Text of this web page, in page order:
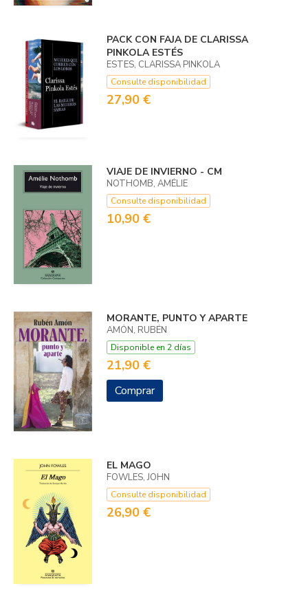
PACK CON FAJA DE CLARISSA
PINKOLA ESTÉS
ESTES, CLARISSA PINKOLA
Consulte disponibilidad
27,90 €
VIAJE DE INVIERNO - CM
NOTHOMB, AMÉLIE
Consulte disponibilidad
10,90 €
MORANTE, PUNTO Y APARTE
AMÓN, RUBÉN
Disponible en 2 días
21,90 €
Comprar
EL MAGO
FOWLES, JOHN
Consulte disponibilidad
26,90 €